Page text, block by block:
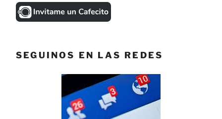
SEGUINOS EN LAS REDES